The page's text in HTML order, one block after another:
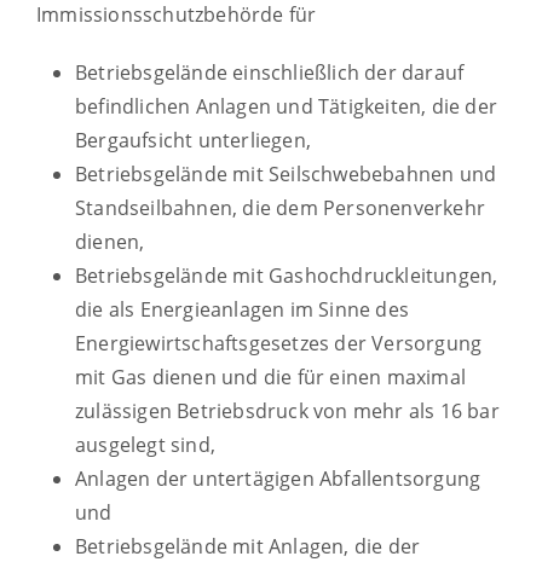
Immissionsschutzbehörde für
Betriebsgelände einschließlich der darauf
befindlichen Anlagen und Tätigkeiten, die der
Bergaufsicht unterliegen,
Betriebsgelände mit Seilschwebebahnen und
Standseilbahnen, die dem Personenverkehr
dienen,
Betriebsgelände mit Gashochdruckleitungen,
die als Energieanlagen im Sinne des
Energiewirtschaftsgesetzes der Versorgung
mit Gas dienen und die für einen maximal
zulässigen Betriebsdruck von mehr als 16 bar
ausgelegt sind,
Anlagen der untertägigen Abfallentsorgung
und
Betriebsgelände mit Anlagen, die der